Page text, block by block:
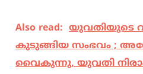
Also read: യുവതിയുടെ
കുടുങ്ങിയ സംഭവം ;
വൈകുന്നു, യുവതി